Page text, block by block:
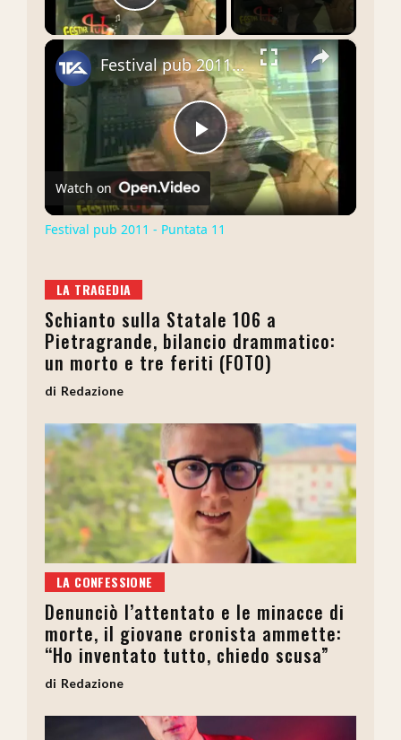
Play Video
×
Play
Video
Festival pub 2011 - Puntata 11
Watch on
Festival pub 2011 - Puntata 11
LA TRAGEDIA
Schianto sulla Statale 106 a
Pietragrande, bilancio drammatico:
un morto e tre feriti (FOTO)
Redazione
LA CONFESSIONE
Denunciò l’attentato e le minacce di
morte, il giovane cronista ammette:
“Ho inventato tutto, chiedo scusa”
Redazione